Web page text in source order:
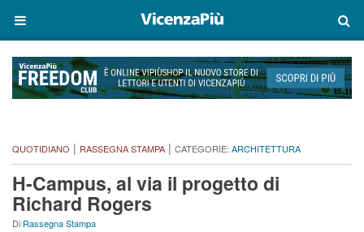
QUOTIDIANO | RASSEGNA STAMPA | CATEGORIE: ARCHITETTURA
H-Campus, al via il progetto di
Richard Rogers
Di Rassegna Stampa